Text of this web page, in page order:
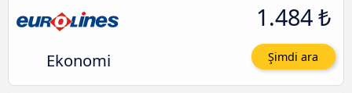
Ekonomi
1.484 ₺
Şimdi ara